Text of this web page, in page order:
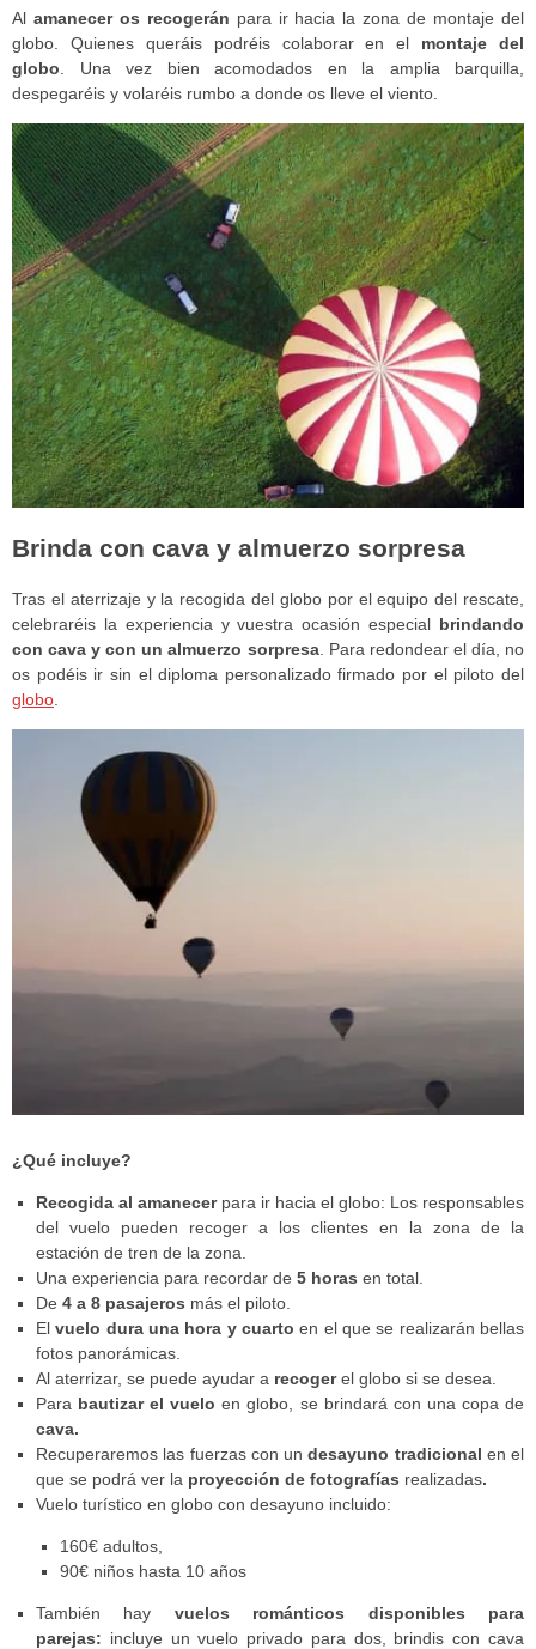
Al amanecer os recogerán para ir hacia la zona de montaje del
globo. Quienes queráis podréis colaborar en el montaje del
globo . Una vez bien acomodados en la amplia barquilla,
despegaréis y volaréis rumbo a donde os lleve el viento.
Brinda con cava y almuerzo sorpresa
Tras el aterrizaje y la recogida del globo por el equipo del rescate,
celebraréis la experiencia y vuestra ocasión especial brindando
con cava y con un almuerzo sorpresa. Para redondear el día, no
os podéis ir sin el diploma personalizado firmado por el piloto del
globo
¿Qué incluye?
Recogida al amanecerpara ir hacia el globo: Los responsables
del vuelo pueden recoger a los clientes en la zona de la
estación de tren de la zona.
Una experiencia para recordar de 5 horas en total.
De 4 a 8 pasajeros más el piloto.
Elvuelo dura una hora y cuarto en el que se realizarán bellas
fotos panorámicas.
Al aterrizar, se puede ayudar a recogerel globo si se desea.
Para bautizar el vuelo en globo, se brindará con una copa de
cava.
Recuperaremos las fuerzas con undesayuno tradicional en el
que se podrá ver la proyección de fotografías realizadas.
Vuelo turístico en globo con desayuno incluido:
160€ adultos,
90€ niños hasta 10 años
También hay vuelos románticos disponibles para
parejas: incluye un vuelo privado para dos, brindis con cava